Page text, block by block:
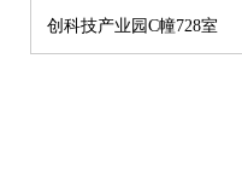
创科技产业园C幢728室